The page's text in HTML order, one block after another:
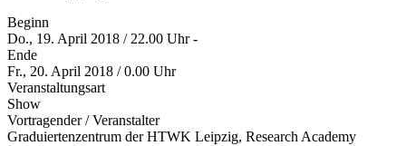
Beginn
Do., 19. April 2018 / 22.00 Uhr -
Ende
Fr., 20. April 2018 / 0.00 Uhr
Veranstaltungsart
Show
Vortragender / Veranstalter
Graduiertenzentrum der HTWK Leipzig, Research Academy